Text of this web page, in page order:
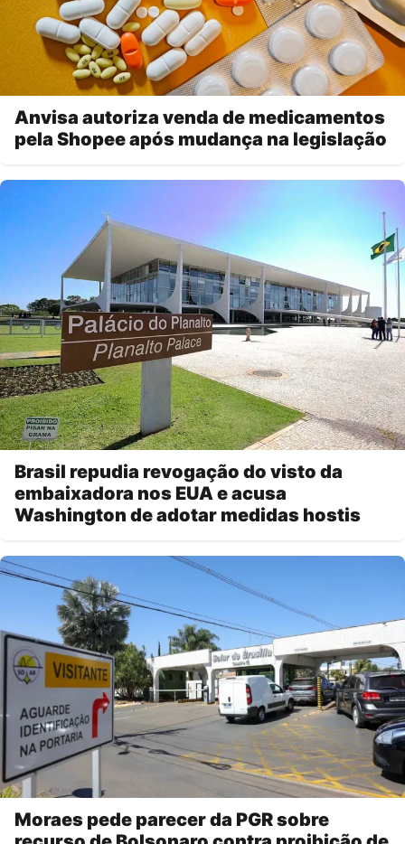
Anvisa autoriza venda de medicamentos
pela Shopee após mudança na legislação
Brasil repudia revogação do visto da
embaixadora nos EUA e acusa
Washington de adotar medidas hostis
Moraes pede parecer da PGR sobre